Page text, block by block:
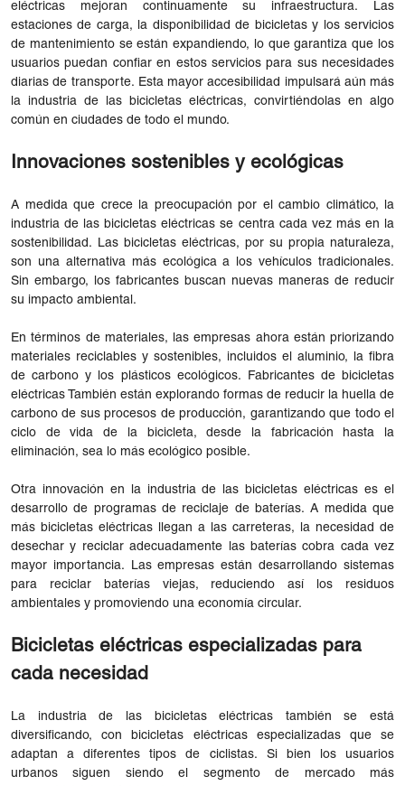
eléctricas mejoran continuamente su infraestructura. Las
estaciones de carga, la disponibilidad de bicicletas y los servicios
de mantenimiento se están expandiendo, lo que garantiza que los
usuarios puedan confiar en estos servicios para sus necesidades
diarias de transporte. Esta mayor accesibilidad impulsará aún más
la industria de las bicicletas eléctricas, convirtiéndolas en algo
común en ciudades de todo el mundo.
Innovaciones sostenibles y ecológicas
A medida que crece la preocupación por el cambio climático, la
industria de las bicicletas eléctricas se centra cada vez más en la
sostenibilidad. Las bicicletas eléctricas, por su propia naturaleza,
son una alternativa más ecológica a los vehículos tradicionales.
Sin embargo, los fabricantes buscan nuevas maneras de reducir
su impacto ambiental.
En términos de materiales, las empresas ahora están priorizando
materiales reciclables y sostenibles, incluidos el aluminio, la fibra
de carbono y los plásticos ecológicos. Fabricantes de bicicletas
eléctricas También están explorando formas de reducir la huella de
carbono de sus procesos de producción, garantizando que todo el
ciclo de vida de la bicicleta, desde la fabricación hasta la
eliminación, sea lo más ecológico posible.
Otra innovación en la industria de las bicicletas eléctricas es el
desarrollo de programas de reciclaje de baterías. A medida que
más bicicletas eléctricas llegan a las carreteras, la necesidad de
desechar y reciclar adecuadamente las baterías cobra cada vez
mayor importancia. Las empresas están desarrollando sistemas
para reciclar baterías viejas, reduciendo así los residuos
ambientales y promoviendo una economía circular.
Bicicletas eléctricas especializadas para
cada necesidad
La industria de las bicicletas eléctricas también se está
diversificando, con bicicletas eléctricas especializadas que se
adaptan a diferentes tipos de ciclistas. Si bien los usuarios
urbanos siguen siendo el segmento de mercado más